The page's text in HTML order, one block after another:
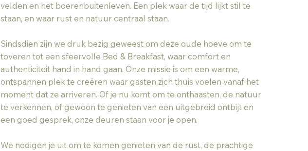
velden en het boerenbuitenleven. Een plek waar de tijd lijkt stil te
staan, en waar rust en natuur centraal staan.
Sindsdien zijn we druk bezig geweest om deze oude hoeve om te
toveren tot een sfeervolle Bed & Breakfast, waar comfort en
authenticiteit hand in hand gaan. Onze missie is om een warme,
ontspannen plek te creëren waar gasten zich thuis voelen vanaf het
moment dat ze arriveren. Of je nu komt om te onthaasten, de natuur
te verkennen, of gewoon te genieten van een uitgebreid ontbijt en
een goed gesprek, onze deuren staan voor je open.
We nodigen je uit om te komen genieten van de rust, de prachtige